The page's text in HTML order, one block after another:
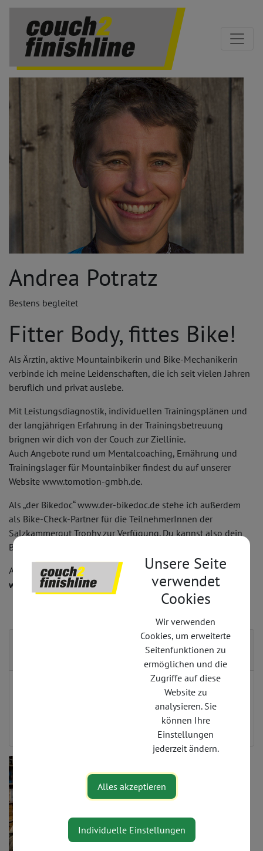
Andrea Potratz
Bestens begleitet
Fitter Body, fittes Bike!
Als Ärztin, aktive Mountainbikerin und Bike-Mechanikerin
verbinde ich meine Leidenschaften, die ich seit vielen Jahren
beruflich und privat auslebe.
Mit Leistungsdiagnostik, individuellen Trainingsplänen und
der langjährigen Erfahrung in der Trainingsbetreuung
brignen wir dich von der Couch zur Ziellinie.
Auch Angebote rund um Mentalcoaching, Ernährung und
Trainingslager für Mountainbiker findest du auf unserer
Website www.tomotion-gmbh.de.
Als „der Bikedoc“ www.der-bikedoc.de stehe ich außerdem
als Bike-Check-Partner für die TeilnehmerInnen der
Salzkammergut Trophy zur Verfügung. Du kannst also dein
Bike vorm Start bei mir kostenlos überprüfen lassen.
Angebote und Infos auf
www.tomotion-gmbh.deund auf
www.der-bikedoc.de.
a.potratz@tomotion-gmbh.de
http://www.tomotion-gmbh.de/
Unsere Seite
verwendet
Cookies
Wir verwenden
Cookies, um erweiterte
Seitenfunktionen zu
ermöglichen und die
Zugriffe auf diese
Website zu
analysieren. Sie
können Ihre
Einstellungen
jederzeit ändern.
Alles akzeptieren
Individuelle Einstellungen